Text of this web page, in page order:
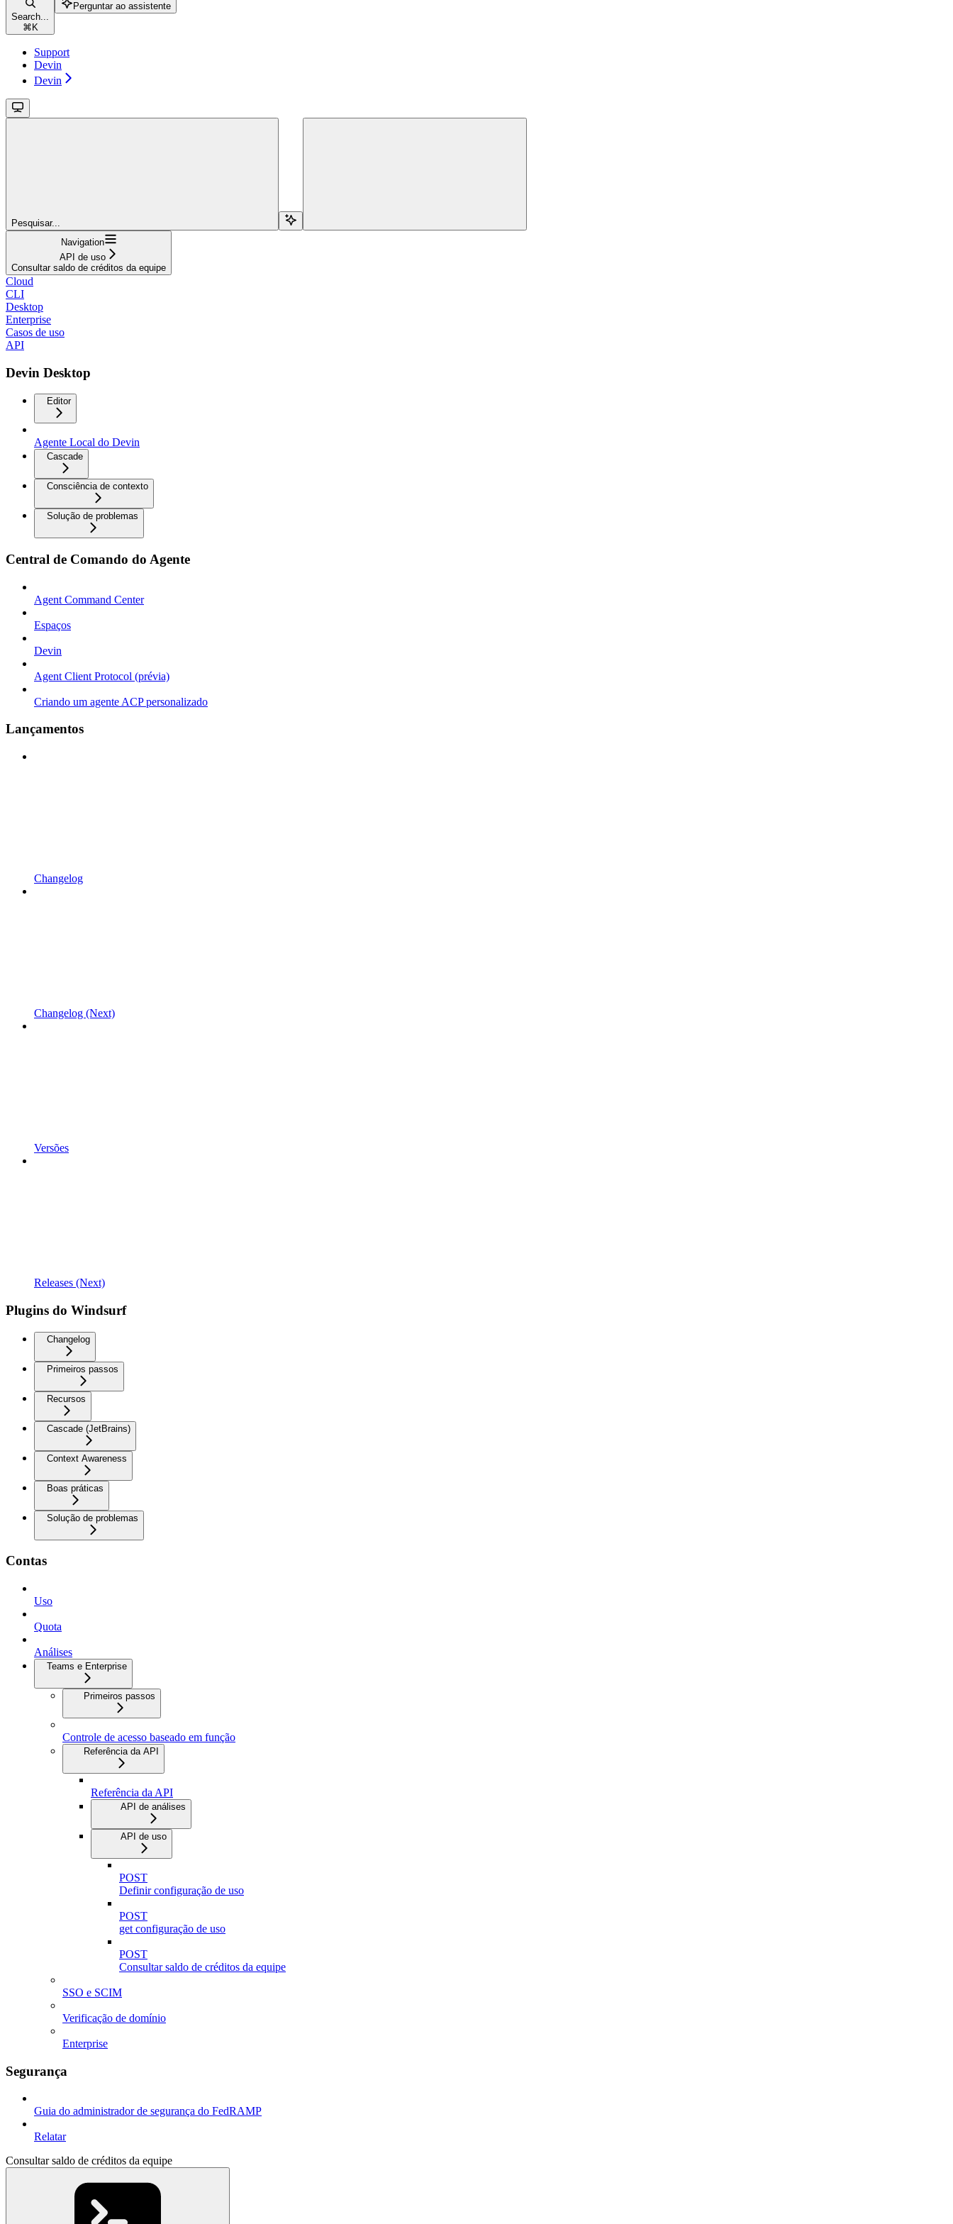
Search...
⌘ K
Perguntar ao assistente
Support
Devin
Devin
Pesquisar...
Navigation
API de uso
Consultar saldo de créditos da equipe
Cloud
CLI
Desktop
Enterprise
Casos de uso
API
Devin Desktop
Editor
Agente Local do Devin
Cascade
Consciência de contexto
Solução de problemas
Central de Comando do Agente
Agent Command Center
Espaços
Devin
Agent Client Protocol (prévia)
Criando um agente ACP personalizado
Lançamentos
Changelog
Changelog (Next)
Versões
Releases (Next)
Plugins do Windsurf
Changelog
Primeiros passos
Recursos
Cascade (JetBrains)
Context Awareness
Boas práticas
Solução de problemas
Contas
Uso
Quota
Análises
Teams e Enterprise
Primeiros passos
Controle de acesso baseado em função
Referência da API
Referência da API
API de análises
API de uso
POST
Definir configuração de uso
POST
get configuração de uso
POST
Consultar saldo de créditos da equipe
SSO e SCIM
Verificação de domínio
Enterprise
Segurança
Guia do administrador de segurança do FedRAMP
Relatar
Consultar saldo de créditos da equipe